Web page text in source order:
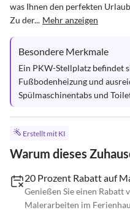
was Ihnen den perfekten
Zu der... Mehr anzeigen
Besondere Merkmale
Ein PKW-Stellplatz befindet
Fußbodenheizung und
Spülmaschinentabs und
Erstellt mit KI
Warum dieses
20 Prozent Rabatt auf
Genießen Sie einen Rabatt
Malerarbeiten im